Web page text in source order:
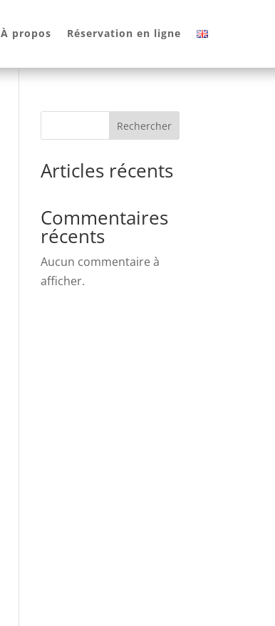
À propos Réservation en ligne
Rechercher
Articles récents
Commentaires
récents
Aucun commentaire à
afficher.